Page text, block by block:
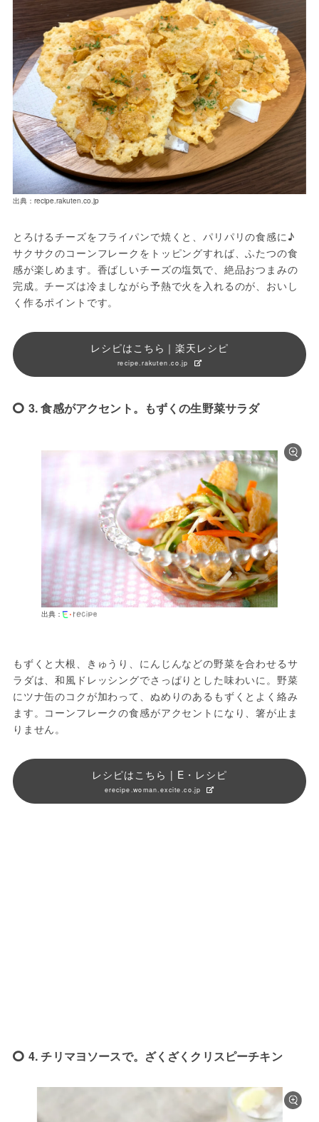
出典：recipe.rakuten.co.jp
とろけるチーズをフライパンで焼くと、パリパリの食感に♪
サクサクのコーンフレークをトッピングすれば、ふたつの食
感が楽しめます。香ばしいチーズの塩気で、絶品おつまみの
完成。チーズは冷ましながら予熱で火を入れるのが、おいし
く作るポイントです。
レシピはこちら｜楽天レシピ
recipe.rakuten.co.jp
3. 食感がアクセント。もずくの生野菜サラダ
出典：
もずくと大根、きゅうり、にんじんなどの野菜を合わせるサ
ラダは、和風ドレッシングでさっぱりとした味わいに。野菜
にツナ缶のコクが加わって、ぬめりのあるもずくとよく絡み
ます。コーンフレークの食感がアクセントになり、箸が止ま
りません。
レシピはこちら | E・レシピ
erecipe.woman.excite.co.jp
4. チリマヨソースで。ざくざくクリスピーチキン